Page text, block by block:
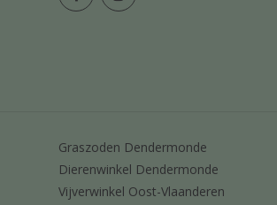
Graszoden Dendermonde
Dierenwinkel Dendermonde
Vijverwinkel Oost-Vlaanderen